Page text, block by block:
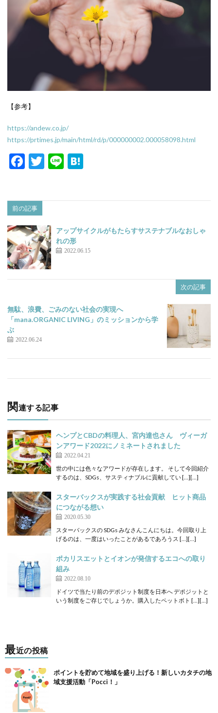
【参考】
https://andew.co.jp/
https://prtimes.jp/main/html/rd/p/000000002.000058098.html
F
b
o
o
k
T
Li
a
前の記事
アップサイクルがもたらすサステナブルなおしゃ
れの形
2022.06.15
次の記事
無駄、浪費、ごみのない社会の実現へ
「mana.ORGANIC LIVING」のミッションから学
ぶ
2022.06.24
関連する記事
ヘンプとCBDの料理人、宮内達也さん ヴィーガ
ンアワード2022にノミネートされました
2022.04.21
世の中には色々なアワードが存在します。 そして今回紹介
するのは、SDGs、サスティナブルに貢献してい […][…]
スターバックスが実践する社会貢献 ヒット商品
につながる想い
2020.05.30
スターバックスの SDGs みなさんこんにちは。今回取り上
げるのは、一度はいったことがあるであろうス […][…]
ポカリスエットとイオンが発信するエコへの取り
組み
2022.08.10
ドイツで当たり前のデポジット制度を日本へ デポジットと
いう制度をご存じでしょうか。購入したペットボト […][…]
最近の投稿
ポイントを貯めて地域を盛り上げる！新しいカタチの地
域支援活動「Pocci！」